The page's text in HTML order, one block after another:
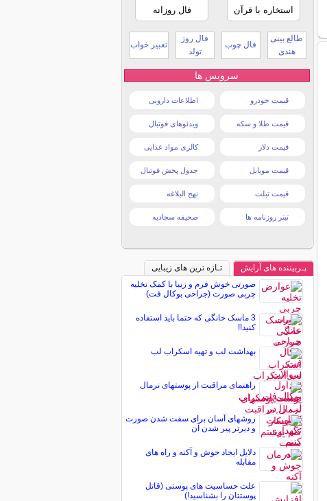
استخاره با قرآن فال روزانه
طالع بینی
هندی
فال چوب
فال روز
تولد
تعبیر خواب
سرویس ها
قیمت خودرو اطلاعات دارویی
قیمت طلا و سکه ویدئوهای فوتبال
قیمت دلار کالری مواد غذایی
قیمت موبایل جدول پخش فوتبال
قیمت تبلت نهج البلاغه
تیتر روزنامه ها صحیفه سجادیه
پـربیننده های آرایش
تـازه ترین های زیبایی
صورتی خوش فرم و زیبا با کمک تخلیه
چربی صورت (جراحی بوکال فت)
3 ماسک خانگی که حتما باید استفاده
کنید!!
بهداشت لب و تهیه اسکراب لب
راهنمای مراقبت از پوستهای نرمال
روشهای آسان برای سفت شدن صورت
و دیرتر پیر شدن آن
دلایل ایجاد جوش و آکنه و راه های
مقابله
علت حساسیت های پوستی (قاتل
پوستتان را بشناسید!)